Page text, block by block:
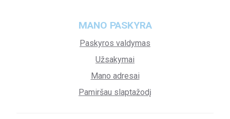
MANO PASKYRA
Paskyros valdymas
Užsakymai
Mano adresai
Pamiršau slaptažodį